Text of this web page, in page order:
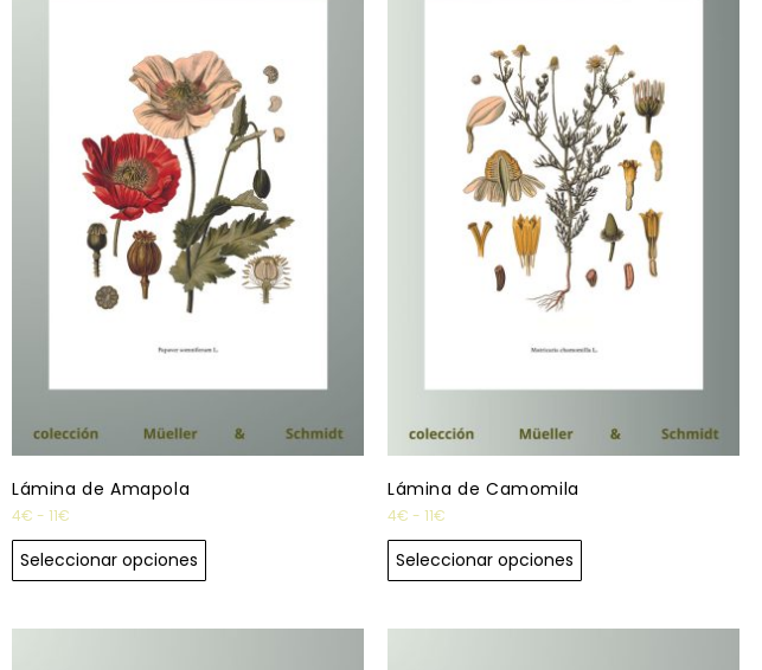
Lámina de Amapola
4€ - 11€
Seleccionar opciones
Lámina de Camomila
4€ - 11€
Seleccionar opciones